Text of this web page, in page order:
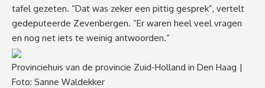
tafel gezeten. “Dat was zeker een pittig gesprek”, vertelt
gedeputeerde Zevenbergen. “Er waren heel veel vragen
en nog net iets te weinig antwoorden.”
Provinciehuis van de provincie Zuid-Holland in Den Haag |
Foto: Sanne Waldekker